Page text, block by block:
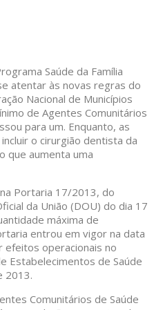
Saúde da Família
atentar às novas regras do
Nacional de Municípios
de Agentes Comunitários
para um. Enquanto, as
o cirurgião dentista da
que aumenta uma
Portaria 17/2013, do
da União (DOU) do dia 17
máxima de
entrou em vigor na data
efeitos operacionais no
Estabelecimentos de Saúde
2013.
Comunitários de Saúde